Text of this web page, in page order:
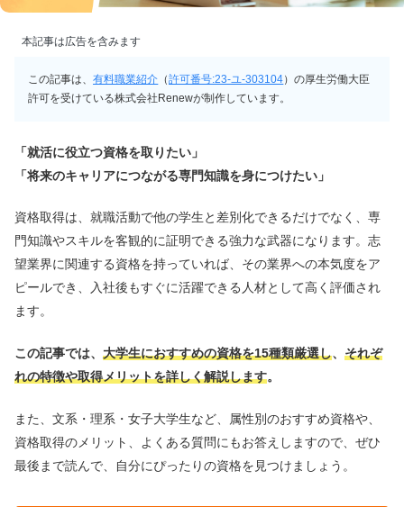
本記事は広告を含みます
この記事は、有料職業紹介 （許可番号:23-ユ-303104）の厚生労働大臣
許可を受けている株式会社Renewが制作しています。
「就活に役立つ資格を取りたい」
「将来のキャリアにつながる専門知識を身につけたい」
資格取得は、就職活動で他の学生と差別化できるだけでなく、専
門知識やスキルを客観的に証明できる強力な武器になります。志
望業界に関連する資格を持っていれば、その業界への本気度をア
ピールでき、入社後もすぐに活躍できる人材として高く評価され
ます。
この記事では、 大学生におすすめの資格を15種類厳選し、 それぞ
れの特徴や取得メリットを詳しく解説します。
また、文系・理系・女子大学生など、属性別のおすすめ資格や、
資格取得のメリット、よくある質問にもお答えしますので、ぜひ
最後まで読んで、自分にぴったりの資格を見つけましょう。